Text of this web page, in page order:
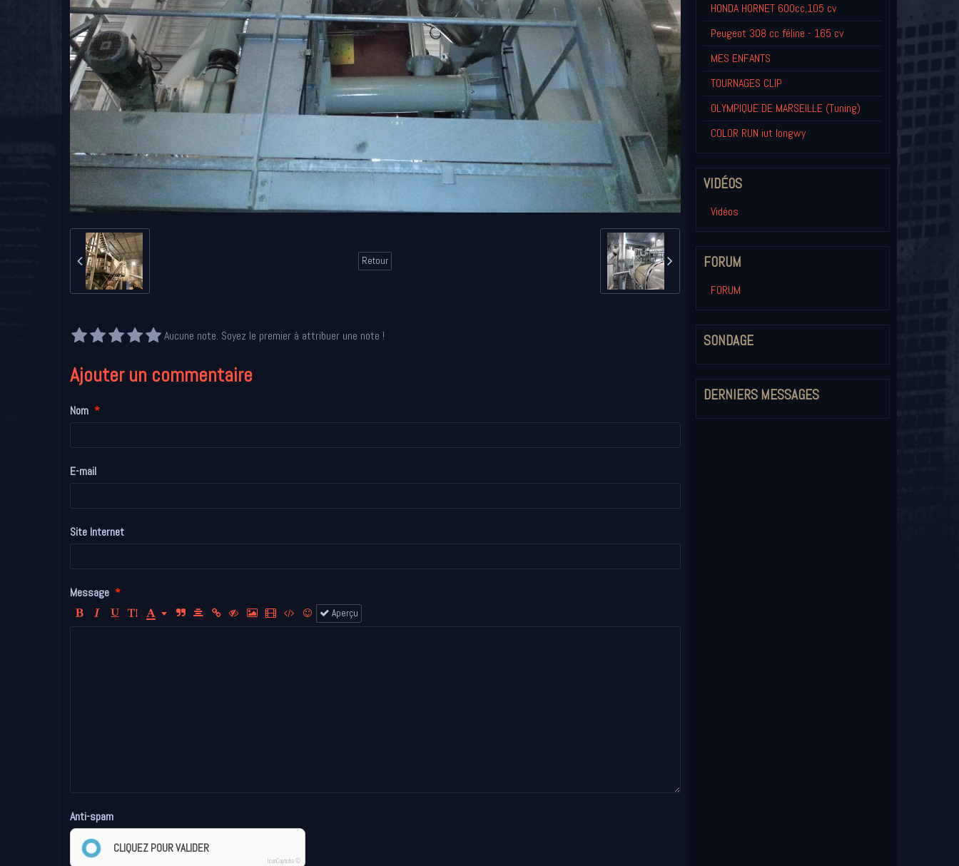
Retour
Aucune note. Soyez le premier à attribuer une note !
Ajouter un commentaire
Nom
E-mail
Site Internet
Message
Aperçu
Anti-spam
CLIQUEZ POUR VALIDER
IconCaptcha ©
HONDA HORNET 600cc,105 cv
Peugeot 308 cc féline - 165 cv
MES ENFANTS
TOURNAGES CLIP
OLYMPIQUE DE MARSEILLE (Tuning)
COLOR RUN iut longwy
VIDÉOS
Vidéos
FORUM
FORUM
SONDAGE
DERNIERS MESSAGES